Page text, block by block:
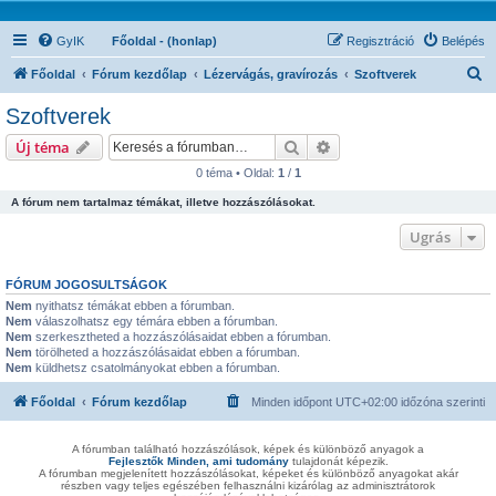
GyIK Főoldal - (honlap) Belépés
Regisztráció
Főoldal Fórum kezdőlap Lézervágás, gravírozás Szoftverek
Szoftverek
Új téma Keresés
0 téma • Oldal: 1 / 1
A fórum nem tartalmaz témákat, illetve hozzászólásokat.
Ugrás
FÓRUM JOGOSULTSÁGOK
Nem nyithatsz témákat ebben a fórumban.
Nem válaszolhatsz egy témára ebben a fórumban.
Nem szerkesztheted a hozzászólásaidat ebben a fórumban.
Nem törölheted a hozzászólásaidat ebben a fórumban.
Nem küldhetsz csatolmányokat ebben a fórumban.
Főoldal Fórum kezdőlap Minden időpont UTC+02:00 időzóna szerinti
A fórumban található hozzászólások, képek és különböző anyagok a
Fejlesztők Minden, ami tudománytulajdonát képezik.
A fórumban megjelenített hozzászólásokat, képeket és különböző anyagokat akár
részben vagy teljes egészében felhasználni kizárólag az adminisztrátorok